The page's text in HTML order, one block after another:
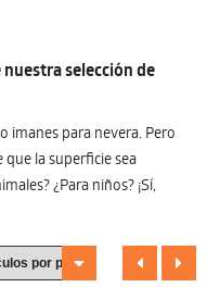
selección de
imanes para nevera. Pero
la superficie sea
¿Para niños? ¡Sí,